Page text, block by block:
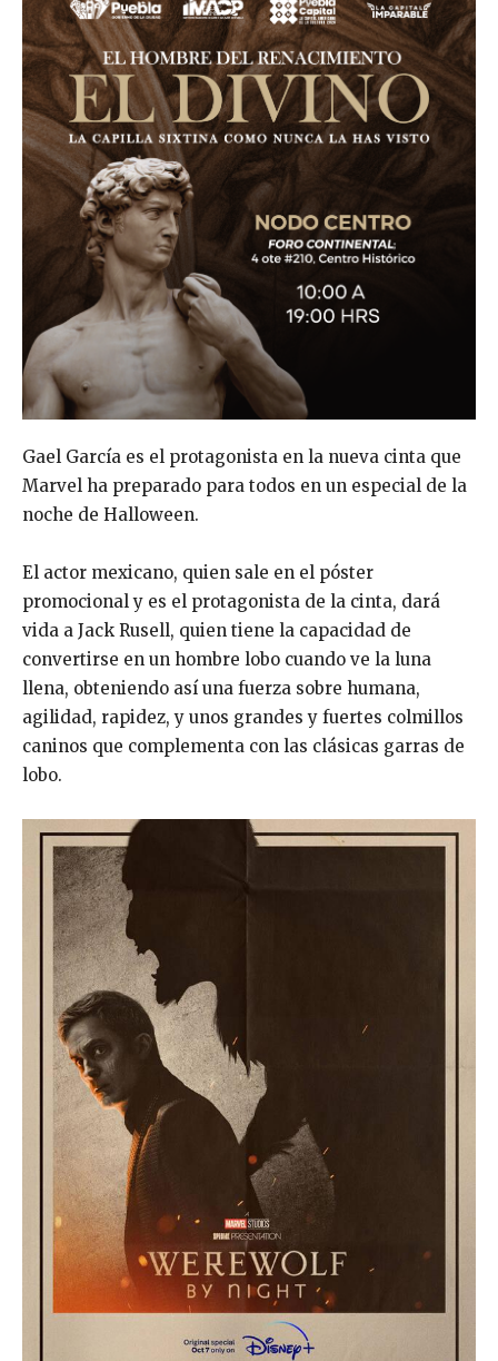
Gael García es el protagonista en la nueva cinta que
Marvel ha preparado para todos en un especial de la
noche de Halloween.
El actor mexicano, quien sale en el póster
promocional y es el protagonista de la cinta, dará
vida a Jack Rusell, quien tiene la capacidad de
convertirse en un hombre lobo cuando ve la luna
llena, obteniendo así una fuerza sobre humana,
agilidad, rapidez, y unos grandes y fuertes colmillos
caninos que complementa con las clásicas garras de
lobo.